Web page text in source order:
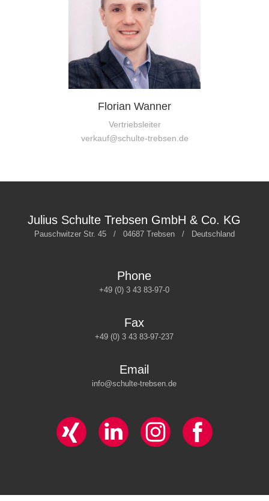
Florian Wanner
Vertriebsleiter
verkauf@schulte-trebsen.de
Julius Schulte Trebsen GmbH & Co. KG
Pauschwitzer Str. 45 / 04687 Trebsen / Deutschland
Phone
+49 (0) 3 43 83-97-0
Fax
+49 (0) 3 43 83-97-237
Email
info@schulte-trebsen.de